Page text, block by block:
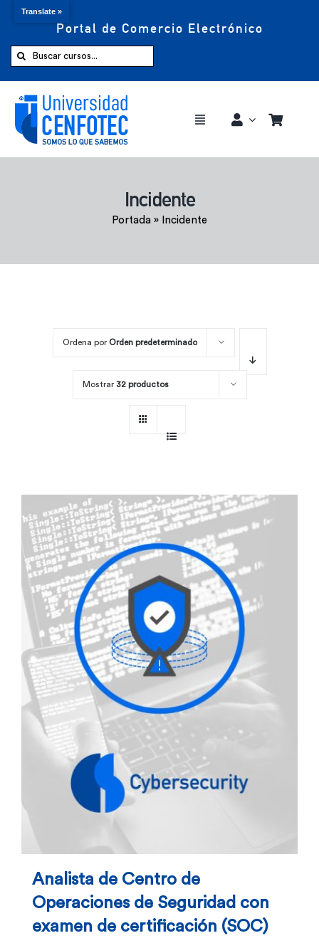
Portal de Comercio Electrónico
Buscar:
Toggle
Comprar ahora
Incidente
Portada » Incidente
Ordena por Orden predeterminado
Mostrar 32 productos
Analista de Centro de
Operaciones de Seguridad con
examen de certificación (SOC)
Translate »